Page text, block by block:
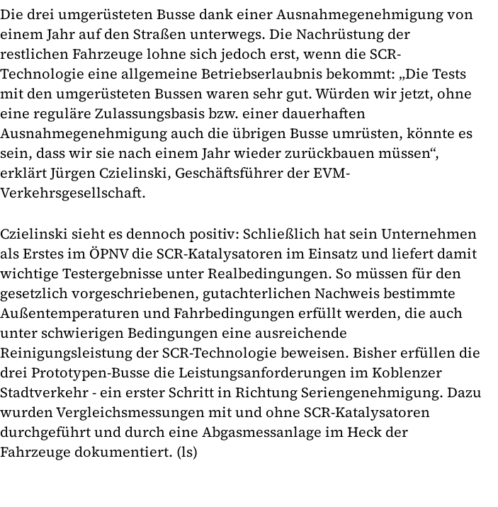
Die drei umgerüsteten Busse dank einer Ausnahmegenehmigung von
einem Jahr auf den Straßen unterwegs. Die Nachrüstung der
restlichen Fahrzeuge lohne sich jedoch erst, wenn die SCR-
Technologie eine allgemeine Betriebserlaubnis bekommt: „Die Tests
mit den umgerüsteten Bussen waren sehr gut. Würden wir jetzt, ohne
eine reguläre Zulassungsbasis bzw. einer dauerhaften
Ausnahmegenehmigung auch die übrigen Busse umrüsten, könnte es
sein, dass wir sie nach einem Jahr wieder zurückbauen müssen“,
erklärt Jürgen Czielinski, Geschäftsführer der EVM-
Verkehrsgesellschaft.
Czielinski sieht es dennoch positiv: Schließlich hat sein Unternehmen
als Erstes im ÖPNV die SCR-Katalysatoren im Einsatz und liefert damit
wichtige Testergebnisse unter Realbedingungen. So müssen für den
gesetzlich vorgeschriebenen, gutachterlichen Nachweis bestimmte
Außentemperaturen und Fahrbedingungen erfüllt werden, die auch
unter schwierigen Bedingungen eine ausreichende
Reinigungsleistung der SCR-Technologie beweisen. Bisher erfüllen die
drei Prototypen-Busse die Leistungsanforderungen im Koblenzer
Stadtverkehr - ein erster Schritt in Richtung Seriengenehmigung. Dazu
wurden Vergleichsmessungen mit und ohne SCR-Katalysatoren
durchgeführt und durch eine Abgasmessanlage im Heck der
Fahrzeuge dokumentiert. (ls)